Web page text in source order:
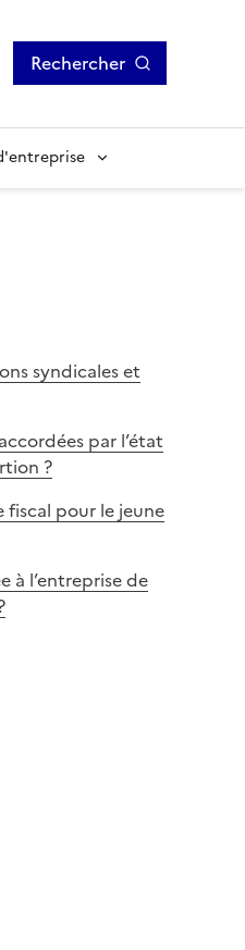
Rechercher
syndicales et
par l’état
?
fiscal pour le jeune
à l’entreprise de